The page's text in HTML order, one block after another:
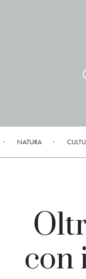
NATURA
con